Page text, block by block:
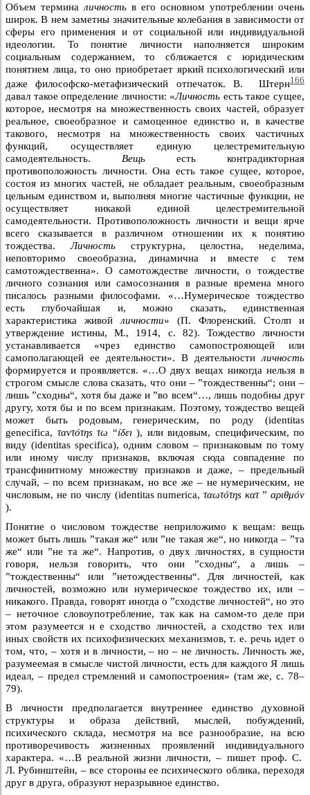
Объем термина личность в его основном употреблении очень
широк. В нем заметны значительные колебания в зависимости от
сферы его применения и от социальной или индивидуальной
идеологии. То понятие личности наполняется широким
социальным содержанием, то сближается с юридическим
понятием лица, то оно приобретает яркий психологический или
даже философско-метафизический отпечаток. В. Штерн166
давал такое определение личности: «Личность есть такое сущее,
которое, несмотря на множественность своих частей, образует
реальное, своеобразное и самоценное единство и, в качестве
такового, несмотря на множественность своих частичных
функций, осуществляет единую целестремительную
самодеятельность. Вещь есть контрадикторная
противоположность личности. Она есть такое сущее, которое,
состоя из многих частей, не обладает реальным, своеобразным
цельным единством и, выполняя многие частичные функции, не
осуществляет никакой единой целестремительной
самодеятельности. Противоположность личности и вещи ярче
всего сказывается в различном отношении их к понятию
тождества.Личностьструктурна, целостна, неделима,
неповторимо своеобразна, динамична и вместе с тем
самотождественна». О самотождестве личности, о тождестве
личного сознания или самосознания в разные времена много
писалось разными философами. «…Нумерическое тождество
есть глубочайшая и, можно сказать, единственная
характеристика живой личности» (П. Флоренский. Столп и
утверждение истины, М., 1914, с. 82). Тождество личности
устанавливается «чрез единство самопострояющей или
самополагающей ее деятельности». В деятельности личность
формируется и проявляется. «…О двух вещах никогда нельзя в
строгом смысле слова сказать, что они – ”тождественны“; они –
лишь ”сходны“, хотя бы даже и ”во всем“…, лишь подобны друг
другу, хотя бы и по всем признакам. Поэтому, тождество вещей
может быть родовым, генерическим, по роду (identitas
genecifica, ταντóτηѕ τω “íδεı ), или видовым, специфическим, по
виду (identitas specifica), одним словом – признаковым по тому
или иному числу признаков, включая сюда совпадение по
трансфинитному множеству признаков и даже, – предельный
случай, – по всем признакам, но все же – не нумерическим, не
числовым, не по числу (identitas numerica,ταωτóτηѕ κατ”αριθμóν
).
Понятие о числовом тождестве неприложимо к вещам: вещь
может быть лишь ”такая же“ или ”не такая же“, но никогда – ”та
же“ или ”не та же“. Напротив, о двух личностях, в сущности
говоря, нельзя говорить, что они ”сходны“, а лишь –
”тождественны“ или ”нетождественны“. Для личностей, как
личностей, возможно или нумерическое тождество их, или –
никакого. Правда, говорят иногда о ”сходстве личностей“, но это
– неточное словоупотребление, так как на самом-то деле при
этом разумеется н е сходство личностей, а сходство тех или
иных свойств их психофизических механизмов, т. е. речь идет о
том, что, – хотя и в личности, – но – не личность. Личность же,
разумеемая в смысле чистой личности, есть для каждого Я лишь
идеал, – предел стремлений и самопостроения» (там же, с. 78–
79).
В личности предполагается внутреннее единство духовной
структуры и образа действий, мыслей, побуждений,
психического склада, несмотря на все разнообразие, на всю
противоречивость жизненных проявлений индивидуального
характера. «…В реальной жизни личности, – пишет проф. С.
Л. Рубинштейн, – все стороны ее психического облика, переходя
друг в друга, образуют неразрывное единство.